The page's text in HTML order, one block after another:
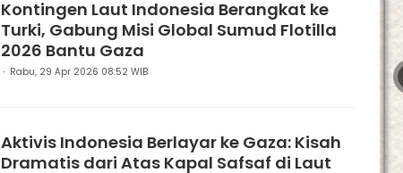
Kontingen Laut Indonesia Berangkat ke
Turki, Gabung Misi Global Sumud Flotilla
2026 Bantu Gaza
Rabu, 29 Apr 2026 08:52 WIB
Aktivis Indonesia Berlayar ke Gaza: Kisah
Dramatis dari Atas Kapal Safsaf di Laut